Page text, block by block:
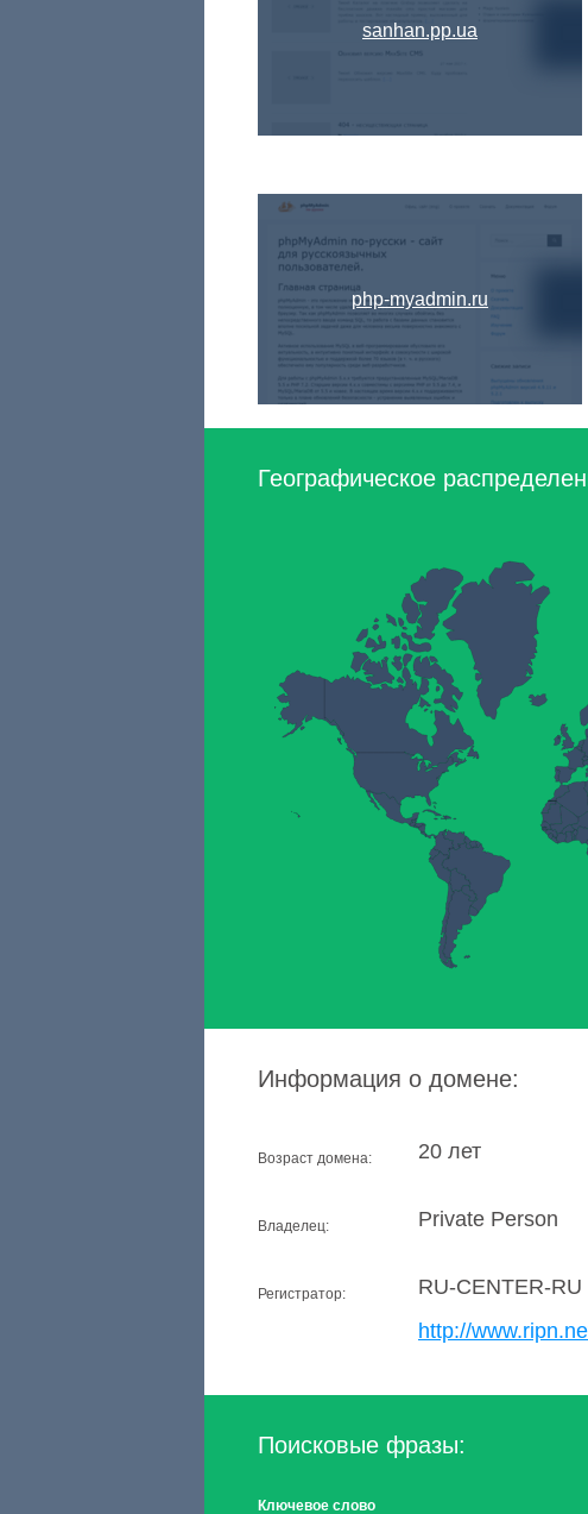
sanhan.pp.ua
php-myadmin.ru
Географическое
Информация о домене:
Возраст домена: 20 лет
Владелец: Private Person
Регистратор:
RU-CENTER-RU
http://
Поисковые фразы:
Ключевое слово